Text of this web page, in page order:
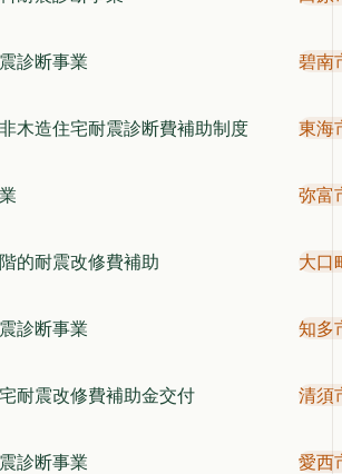
診断事業 碧南
木造住宅耐震診断費補助制度 東海
弥富
的耐震改修費補助 大口
診断事業 知多
耐震改修費補助金交付 清須
診断事業 愛西